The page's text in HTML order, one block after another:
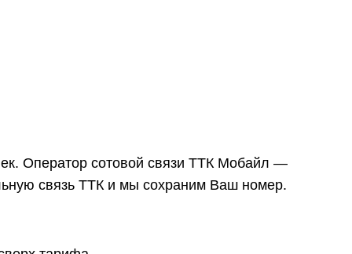
Оператор сотовой связи ТТК Мобайл —
связь ТТК и мы сохраним Ваш номер.